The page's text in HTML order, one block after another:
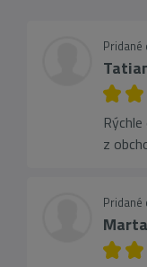
Pridané
z
Pridané